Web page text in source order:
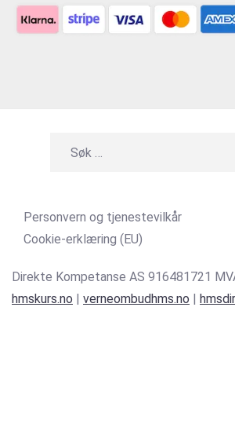
Personvern og tjenestevilkår
Cookie-erklæring (EU)
Direkte Kompetanse AS 916481721
hmskurs.no
verneombudhms.no